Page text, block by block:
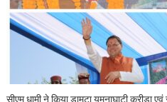
सीएम धामी ने किया डामटा यमुनाघाटी क्रीड़ा